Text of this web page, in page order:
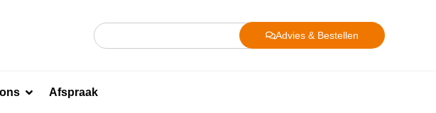
Advies & Bestellen
Afspraak